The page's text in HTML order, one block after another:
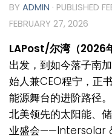
BY ADMIN · PUBLISHED
FEBRUARY 27, 2026
LAPost/尔湾（2026
出发，到如今落子南
始人兼CEO程宁，正
能源舞台的进阶路径
北美领先的太阳能、
业盛会——Intersolar